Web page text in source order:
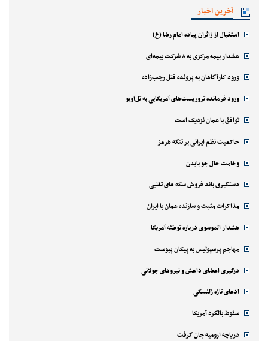
آخرین اخبار
استقبال از زائران پیاده امام رضا (ع)
هشدار بیمه مرکزی به ۸ شرکت بیمه‌ای
ورود کارآگاهان به پرونده قتل رجب‌زاده
ورود فرمانده تروریست‌های آمریکایی به تل‌آویو
توافق با عمان نزدیک است
حاکمیت نظم ایرانی بر تنگه هرمز
وخامت حال جو بایدن
دستگیری باند فروش سکه های تقلبی
مذاکرات مثبت و سازنده عمان با ایران
هشدار الموسوی درباره توطئه آمریکا
مهاجم پرسپولیس به پیکان پیوست
درگیری اعضای داعش و نیروهای جولانی
ادعای تازه زلنسکی
سقوط بالگرد آمریکا
دریاچه ارومیه جان گرفت